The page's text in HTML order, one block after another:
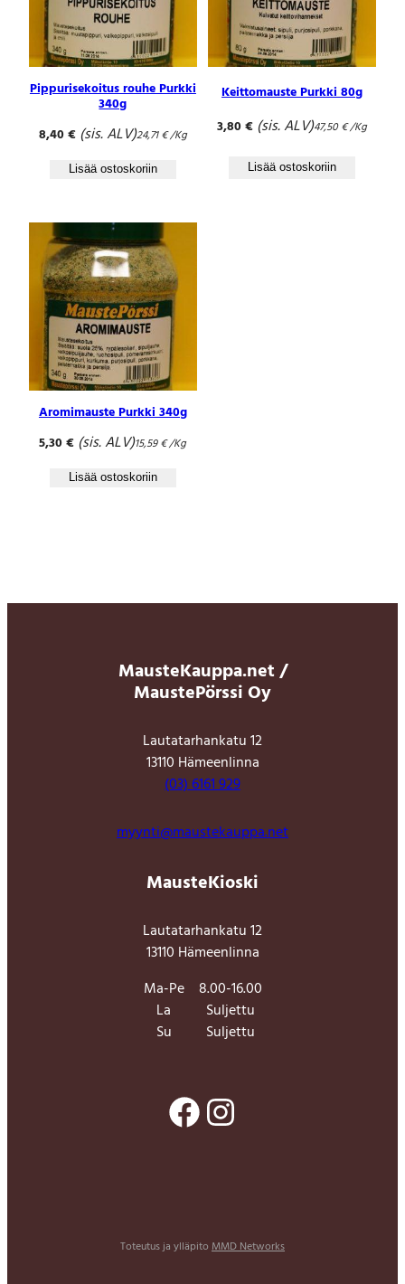
Pippurisekoitus rouhe Purkki
340g
8,40€ (sis. ALV)24,71€/Kg
Lisää ostoskoriin
Keittomauste Purkki 80g
3,80€ (sis. ALV)47,50€/Kg
Lisää ostoskoriin
Aromimauste Purkki 340g
5,30€ (sis. ALV)15,59€/Kg
Lisää ostoskoriin
MausteKauppa.net /
MaustePörssi Oy
Lautatarhankatu 12
13110 Hämeenlinna
(03) 6161 929
myynti@maustekauppa.net
MausteKioski
Lautatarhankatu 12
13110 Hämeenlinna
Ma-Pe
8.00-16.00
La
Suljettu
Su
Suljettu
Facebook Instagram
Toteutus ja ylläpito MMD Networks